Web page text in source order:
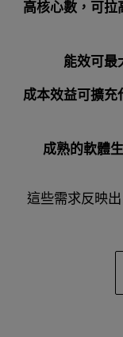
高核心數，可拉
能效可最
成本效益可擴
成熟的軟體
這些需求反映